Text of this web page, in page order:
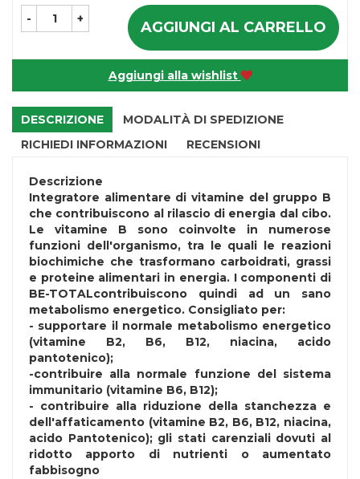
- + AGGIUNGI AL CARRELLO
Aggiungi alla wishlist
DESCRIZIONE
MODALITÀ DI SPEDIZIONE
RICHIEDI INFORMAZIONI
RECENSIONI
Descrizione
Integratore alimentare di vitamine del gruppo B
che contribuiscono al rilascio di energia dal cibo.
Le vitamine B sono coinvolte in numerose
funzioni dell'organismo, tra le quali le reazioni
biochimiche che trasformano carboidrati, grassi
e proteine alimentari in energia. I componenti di
BE-TOTALcontribuiscono quindi ad un sano
metabolismo energetico. Consigliato per:
- supportare il normale metabolismo energetico
(vitamine B2, B6, B12, niacina, acido
pantotenico);
-contribuire alla normale funzione del sistema
immunitario (vitamine B6, B12);
- contribuire alla riduzione della stanchezza e
dell'affaticamento (vitamine B2, B6, B12, niacina,
acido Pantotenico); gli stati carenziali dovuti al
ridotto apporto di nutrienti o aumentato
fabbisogno